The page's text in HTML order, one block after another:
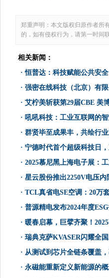
郑重声明：本文版权归原作者所
的，如有侵权行为，请第一时间
相关新闻：
·恒普达：科技赋能公共安
· 强密在线科技（北京）有
· 艾柠美斩获第29届CBE 美博会
· 吼吼科技：工业互联网的
· 群贤毕至成果丰，共绘行业新
· 宁德时代首个超级科技日
· 2025慕尼黑上海电子展：工业智变与
· 星云股份推出2250V电压
· TCL真省电SE空调：20万
· 普源精电发布2024年度ESG报告
· 暖春启幕，巨擘齐聚！
· 瑞典克萨KVASER闪耀全国农机展与重庆智电
· 从测试到芯片全链条覆盖
· 永磁能重新定义新能源的